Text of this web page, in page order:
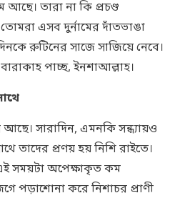
আছে। তারা না কি প্রচণ্ড
এসব দুর্নামের দাঁতভাঙা
রুটিনের সাজে সাজিয়ে নেবে।
পাচ্ছ, ইনশাআল্লাহ।
সারাদিন, এমনকি সন্ধ্যায়ও
তাদের প্রণয় হয় নিশি রাইতে।
সময়টা অপেক্ষাকৃত কম
পড়াশোনা করে নিশাচর প্রাণী